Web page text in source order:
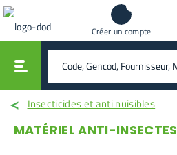
Créer un compte
rechercher
Insecticides et anti nuisibles
MATÉRIEL ANTI-INSECTES